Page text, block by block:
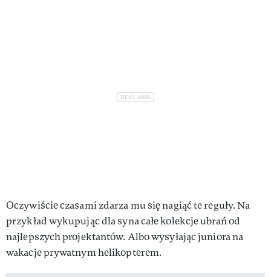
Oczywiście czasami zdarza mu się nagiąć te reguły. Na
przykład wykupując dla syna całe kolekcje ubrań od
najlepszych projektantów. Albo wysyłając juniora na
wakacje prywatnym helikopterem.